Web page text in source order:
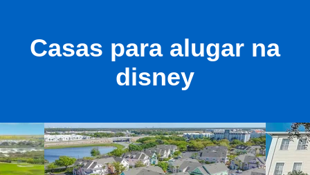
Casas para alugar na
disney